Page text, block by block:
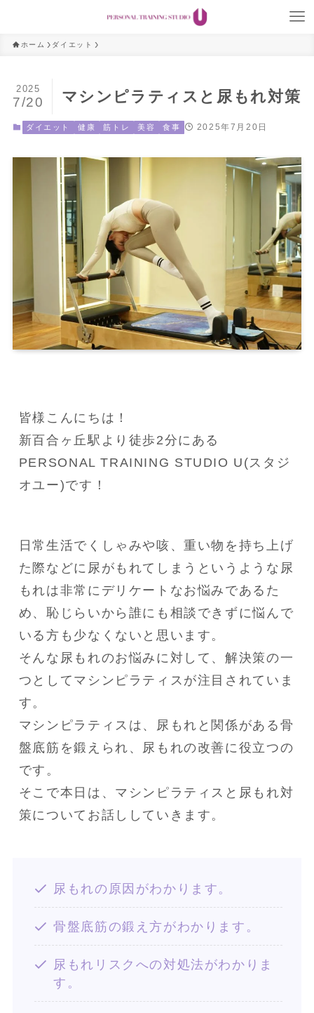
ホーム ダイエット
マシンピラティスと尿もれ対策
2025
7/20
ダイエット 健康 筋トレ 美容 食事 2025年7月20日
皆様こんにちは！
新百合ヶ丘駅より徒歩2分にある
PERSONAL TRAINING STUDIO U(スタジ
オユー)です！
日常生活でくしゃみや咳、重い物を持ち上げ
た際などに尿がもれてしまうというような尿
もれは非常にデリケートなお悩みであるた
め、恥じらいから誰にも相談できずに悩んで
いる方も少なくないと思います。
そんな尿もれのお悩みに対して、解決策の一
つとしてマシンピラティスが注目されていま
す。
マシンピラティスは、尿もれと関係がある骨
盤底筋を鍛えられ、尿もれの改善に役立つの
です。
そこで本日は、マシンピラティスと尿もれ対
策についてお話ししていきます。
尿もれの原因がわかります。
骨盤底筋の鍛え方がわかります。
尿もれリスクへの対処法がわかりま
す。